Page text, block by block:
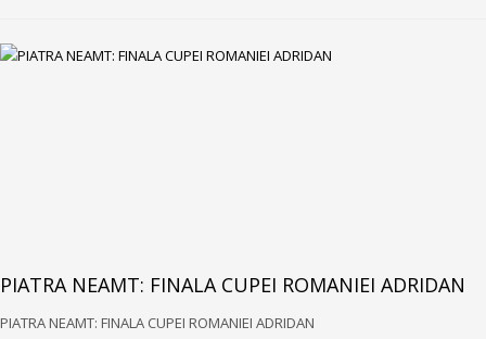
PIATRA NEAMT: FINALA CUPEI ROMANIEI ADRIDAN
PIATRA NEAMT: FINALA CUPEI ROMANIEI ADRIDAN